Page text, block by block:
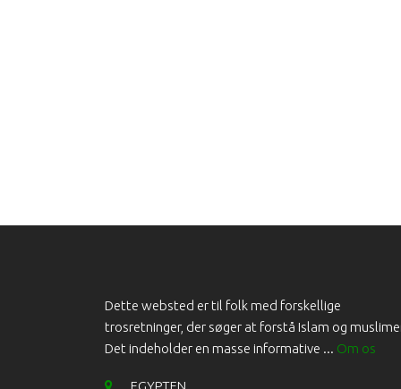
Dette websted er til folk med forskellige
trosretninger, der søger at forstå Islam og
Det indeholder en masse informative ... Om os
EGYPTEN